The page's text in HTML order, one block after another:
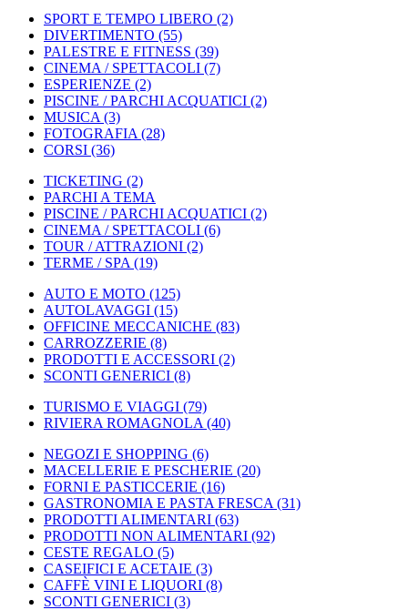
SPORT E TEMPO LIBERO (2)
DIVERTIMENTO (55)
PALESTRE E FITNESS (39)
CINEMA / SPETTACOLI (7)
ESPERIENZE (2)
PISCINE / PARCHI ACQUATICI (2)
MUSICA (3)
FOTOGRAFIA (28)
CORSI (36)
TICKETING (2)
PARCHI A TEMA
PISCINE / PARCHI ACQUATICI (2)
CINEMA / SPETTACOLI (6)
TOUR / ATTRAZIONI (2)
TERME / SPA (19)
AUTO E MOTO (125)
AUTOLAVAGGI (15)
OFFICINE MECCANICHE (83)
CARROZZERIE (8)
PRODOTTI E ACCESSORI (2)
SCONTI GENERICI (8)
TURISMO E VIAGGI (79)
RIVIERA ROMAGNOLA (40)
NEGOZI E SHOPPING (6)
MACELLERIE E PESCHERIE (20)
FORNI E PASTICCERIE (16)
GASTRONOMIA E PASTA FRESCA (31)
PRODOTTI ALIMENTARI (63)
PRODOTTI NON ALIMENTARI (92)
CESTE REGALO (5)
CASEIFICI E ACETAIE (3)
CAFFÈ VINI E LIQUORI (8)
SCONTI GENERICI (3)